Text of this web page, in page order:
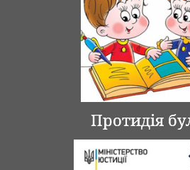
Протидія